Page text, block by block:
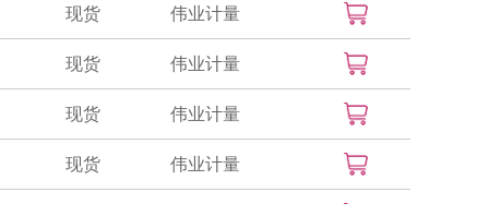
现货 伟业计量
现货 伟业计量
现货 伟业计量
现货 伟业计量